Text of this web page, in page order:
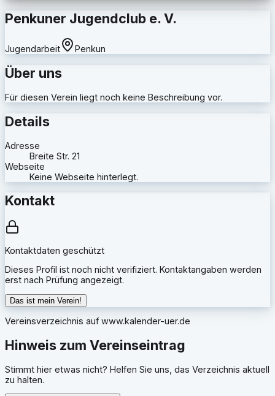
Penkuner Jugendclub e. V.
Jugendarbeit Penkun
Über uns
Für diesen Verein liegt noch keine Beschreibung vor.
Details
Adresse
Breite Str. 21
Webseite
Keine Webseite hinterlegt.
Kontakt
Kontaktdaten geschützt
Dieses Profil ist noch nicht verifiziert. Kontaktangaben werden
erst nach Prüfung angezeigt.
Das ist mein Verein!
Vereinsverzeichnis auf www.kalender-uer.de
Hinweis zum Vereinseintrag
Stimmt hier etwas nicht? Helfen Sie uns, das Verzeichnis aktuell
zu halten.